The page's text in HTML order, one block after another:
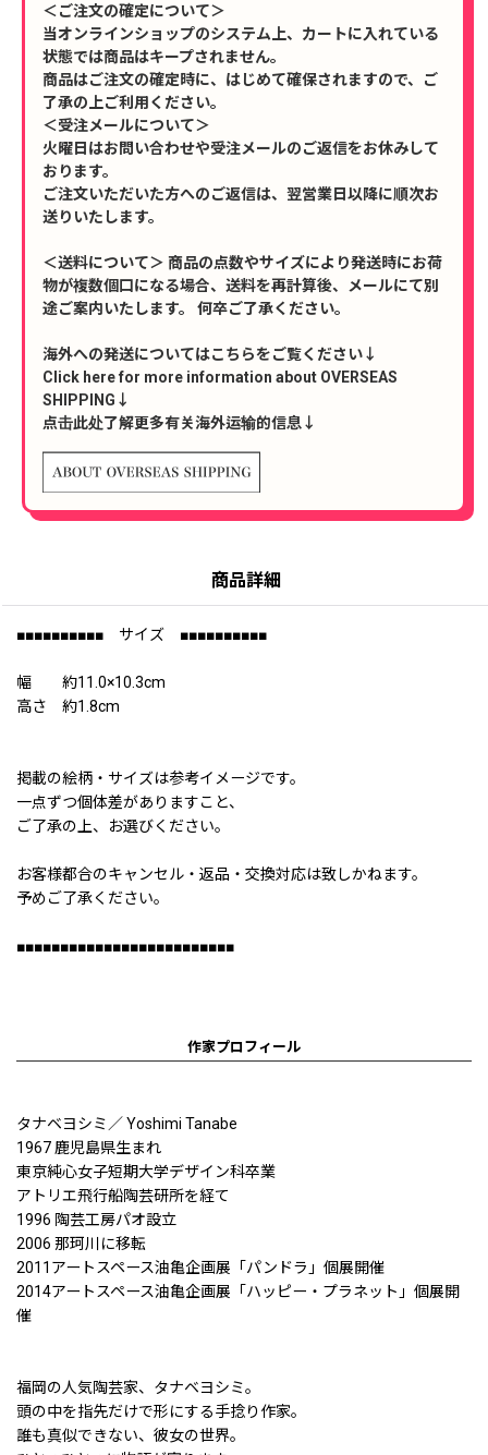
＜ご注文の確定について＞
当オンラインショップのシステム上、カートに入れている
状態では商品はキープされません。
商品はご注文の確定時に、はじめて確保されますので、ご
了承の上ご利用ください。
＜受注メールについて＞
火曜日はお問い合わせや受注メールのご返信をお休みして
おります。
ご注文いただいた方へのご返信は、翌営業日以降に順次お
送りいたします。
＜送料について＞ 商品の点数やサイズにより発送時にお荷
物が複数個口になる場合、送料を再計算後、メールにて別
途ご案内いたします。 何卒ご了承ください。
海外への発送についてはこちらをご覧ください↓
Click here for more information about OVERSEAS
SHIPPING↓
点击此处了解更多有关海外运输的信息↓
商品詳細
■■■■■■■■■■ サイズ ■■■■■■■■■■
幅 約11.0×10.3cm
高さ 約1.8cm
掲載の絵柄・サイズは参考イメージです。
一点ずつ個体差がありますこと、
ご了承の上、お選びください。
お客様都合のキャンセル・返品・交換対応は致しかねます。
予めご了承ください。
■■■■■■■■■■■■■■■■■■■■■■■■■
作家プロフィール
タナベヨシミ／ Yoshimi Tanabe
1967 鹿児島県生まれ
東京純心女子短期大学デザイン科卒業
アトリエ飛行船陶芸研所を経て
1996 陶芸工房パオ設立
2006 那珂川に移転
2011アートスペース油亀企画展「パンドラ」個展開催
2014アートスペース油亀企画展「ハッピー・プラネット」個展開
催
福岡の人気陶芸家、タナベヨシミ。
頭の中を指先だけで形にする手捻り作家。
誰も真似できない、彼女の世界。